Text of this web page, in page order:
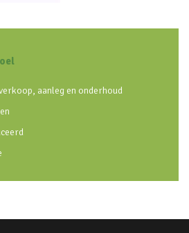
aanleg en onderhoud